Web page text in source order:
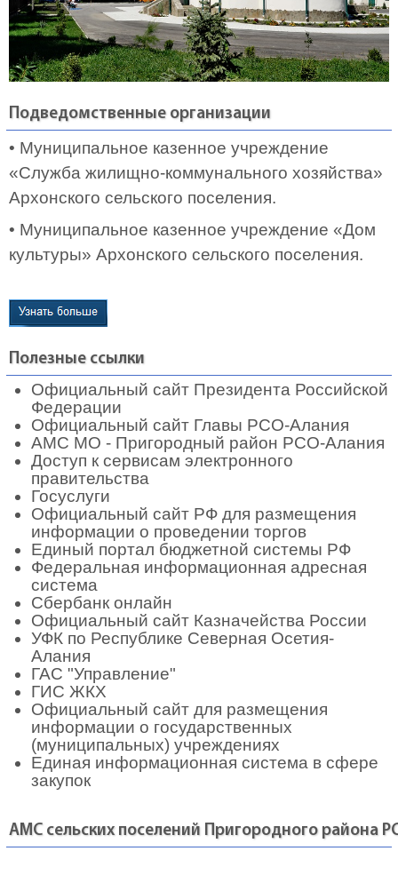
Подведомственные организации
• Муниципальное казенное учреждение
«Служба жилищно-коммунального хозяйства»
Архонского сельского поселения.
• Муниципальное казенное учреждение «Дом
культуры» Архонского сельского поселения.
Полезные ссылки
Официальный сайт Президента Российской
Федерации
Официальный сайт Главы РСО-Алания
АМС МО - Пригородный район РСО-Алания
Доступ к сервисам электронного
правительства
Госуслуги
Официальный сайт РФ для размещения
информации о проведении торгов
Единый портал бюджетной системы РФ
Федеральная информационная адресная
система
Сбербанк онлайн
Официальный сайт Казначейства России
УФК по Республике Северная Осетия-
Алания
ГАС "Управление"
ГИС ЖКХ
Официальный сайт для размещения
информации о государственных
(муниципальных) учреждениях
Единая информационная система в сфере
закупок
АМС сельских поселений Пригородного района